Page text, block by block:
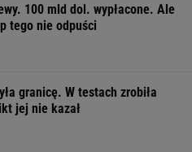
100 mld dol. wypłacone. Ale
tego nie odpuści
granicę. W testach zrobiła
jej nie kazał